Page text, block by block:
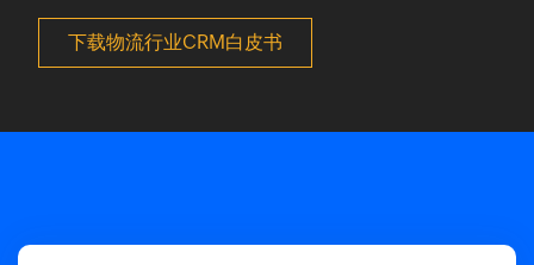
下载物流行业CRM白皮书